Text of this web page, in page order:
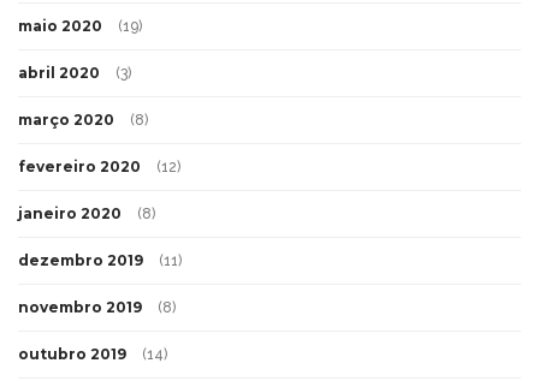
maio 2020 (19)
abril 2020 (3)
março 2020 (8)
fevereiro 2020 (12)
janeiro 2020 (8)
dezembro 2019 (11)
novembro 2019 (8)
outubro 2019 (14)